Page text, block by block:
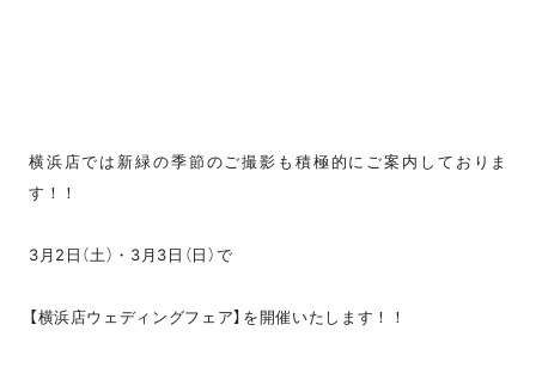
横浜店では新緑の季節のご撮影も積極的にご案内しておりま
す！！
3月2日（土）・3月3日（日）で
【横浜店ウェディングフェア】を開催いたします！！